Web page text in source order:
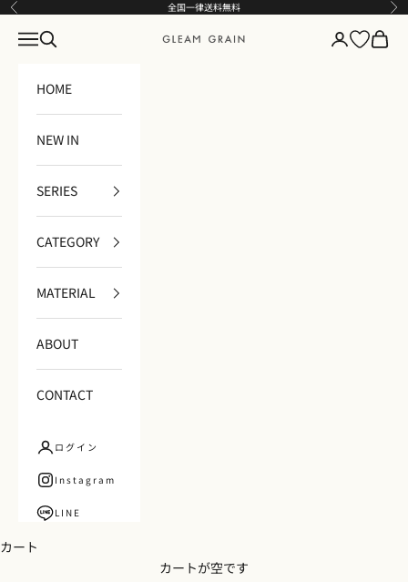
コンテンツへスキップ
前へ 全国一律送料無料 次
GLEAM GRAIN
メニュー
検索 ログインカート
HOME
NEW IN
SERIES
CATEGORY
MATERIAL
ABOUT
CONTACT
ログイン
Instagram
LINE
カート
カートが空です